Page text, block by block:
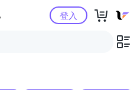
Yahoo購物中心登入